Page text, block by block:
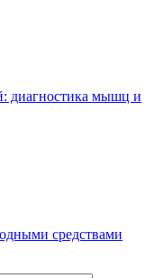
диагностика мышц и
средствами